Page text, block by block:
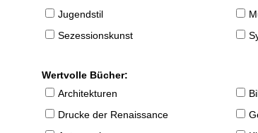
Jugendstil
Sezessionskunst
Wertvolle Bücher:
Architekturen
Drucke der Renaissance